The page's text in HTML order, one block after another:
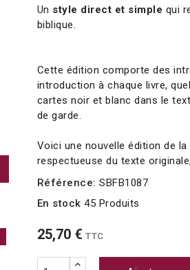
Un style direct et simple qui
biblique.
Cette édition comporte des
introduction à chaque livre,
cartes noir et blanc dans le
de garde.
Voici une nouvelle édition de
respectueuse du texte
Référence: SBFB1087
En stock 45 Produits
25,70 € TTC